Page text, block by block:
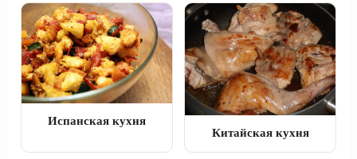
Испанская кухня
Китайская кухня